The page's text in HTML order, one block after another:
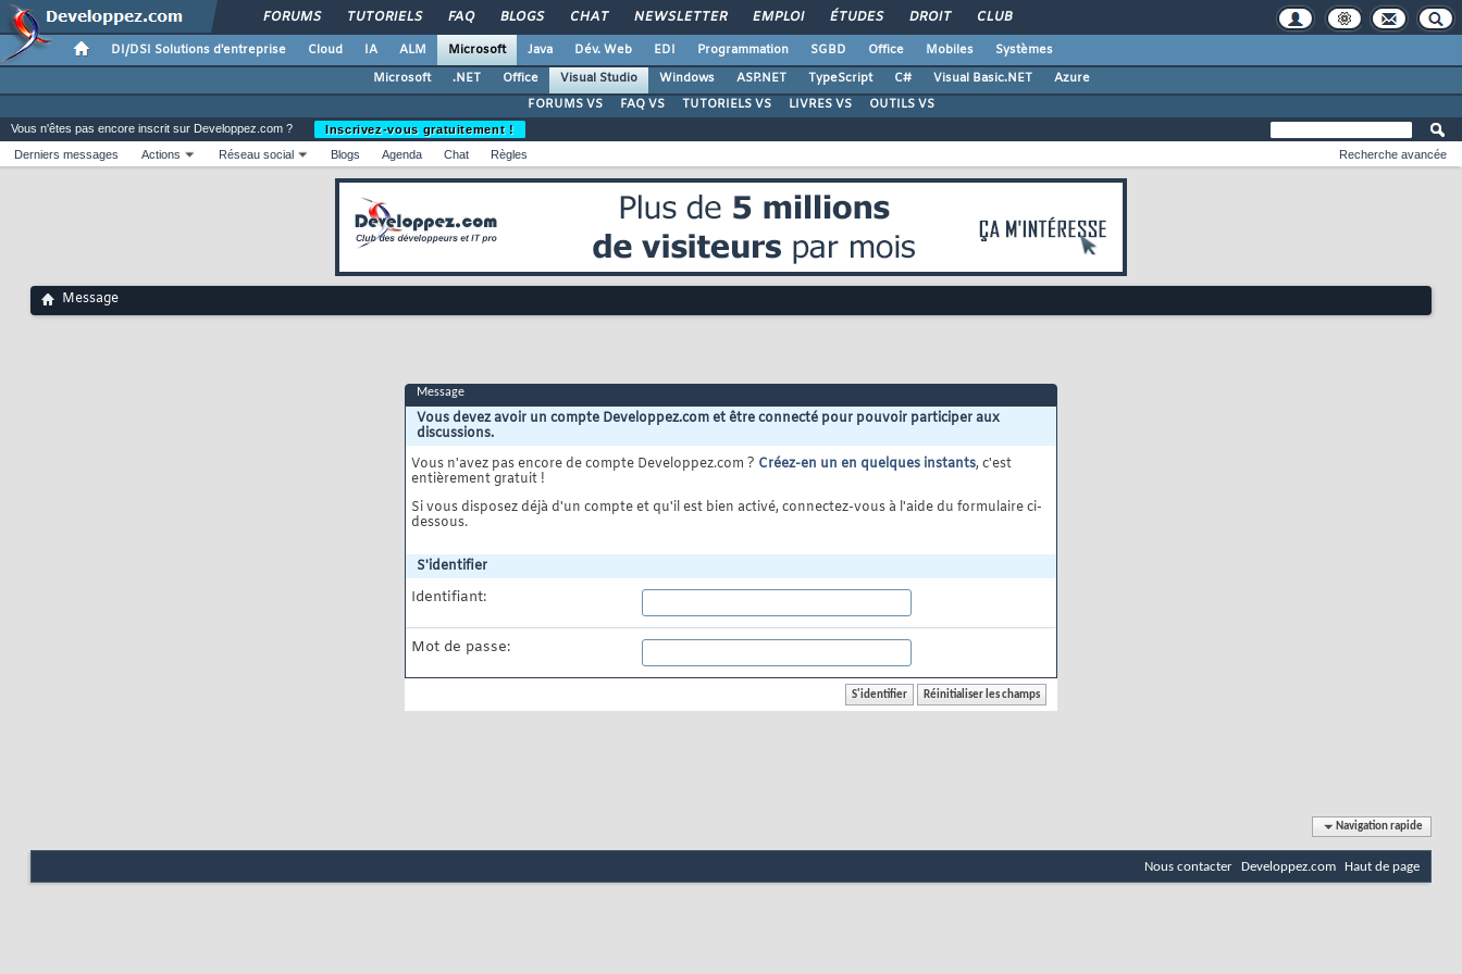
FORUMS TUTORIELS FAQ BLOGS CHAT NEWSLETTER EMPLOI ÉTUDES DROIT CLUB
DI/DSI Solutions d'entreprise Cloud IA ALM Microsoft Java Dév. Web EDI Programmation SGBD Office Mobiles
Systèmes
Microsoft
.NET Office Visual Studio Windows ASP.NET TypeScript C# Visual Basic.NET
Azure
FORUMS VS
FAQ VS TUTORIELS VS LIVRES VS OUTILS VS
Vous n'êtes pas encore inscrit sur Developpez.com ?
Inscrivez-vous gratuitement !
Derniers messages
Actions Réseau social Blogs Agenda Chat Règles Recherche avancée
Message
Message
Vous devez avoir un compte Developpez.com et être connecté pour pouvoir participer aux
discussions.
Vous n'avez pas encore de compte Developpez.com ? Créez-en un en quelques instants, c'est
entièrement gratuit !
Si vous disposez déjà d'un compte et qu'il est bien activé, connectez-vous à l'aide du formulaire ci-
dessous.
S'identifier
Identifiant:
Mot de passe:
Navigation rapide
Nous contacter Developpez.com Haut de page